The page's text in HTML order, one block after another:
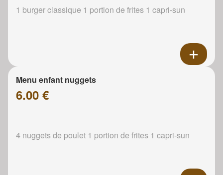
1 burger classique 1 portion de frites 1 capri-sun
Menu enfant nuggets
6.00 €
4 nuggets de poulet 1 portion de frites 1 capri-sun